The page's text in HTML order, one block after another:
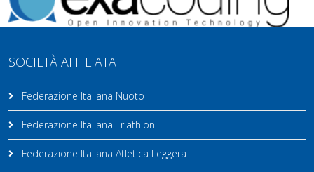
SOCIETÀ AFFILIATA
Federazione Italiana Nuoto
Federazione Italiana Triathlon
Federazione Italiana Atletica Leggera